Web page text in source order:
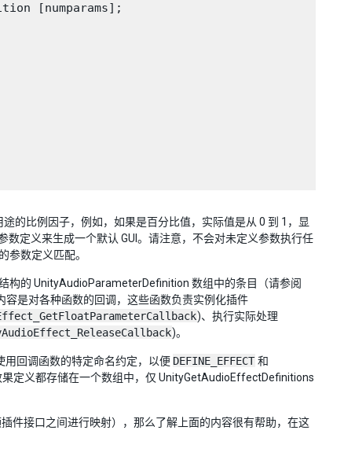
[numparams];
的比例因子，例如，如果是百分比值，实际值是从 0 到 1，显
定义来生成一个默认 GUI。请注意，不会对未定义参数执行任
参数定义匹配。
的 UnityAudioParameterDefinition 数组中的条目（请参阅
是对各种函数的回调，这些函数负责实例化插件
)、执行实际处理
)。
用回调函数的特定命名约定，以便 DEFINE_EFFECT 和
定义都存储在一个数组中，仅 UnityGetAudioEffectDefinitions
件接口之间进行映射），那么了解上面的内容很有帮助，在这